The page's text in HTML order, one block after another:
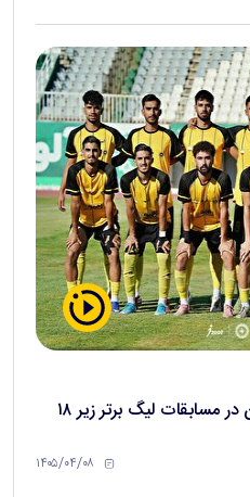
قهرمانی فولاد مبارکه سپاهان در مسابقات لیگ برتر زیر ۱۸
۱۴۰۵/۰۴/۰۸